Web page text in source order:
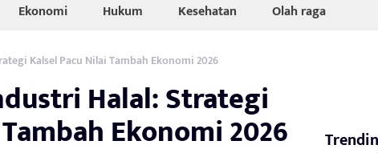
Ekonomi Hukum Kesehatan Olah raga
Kalsel Pacu Nilai Tambah Ekonomi 2026
Halal: Strategi
Ekonomi 2026